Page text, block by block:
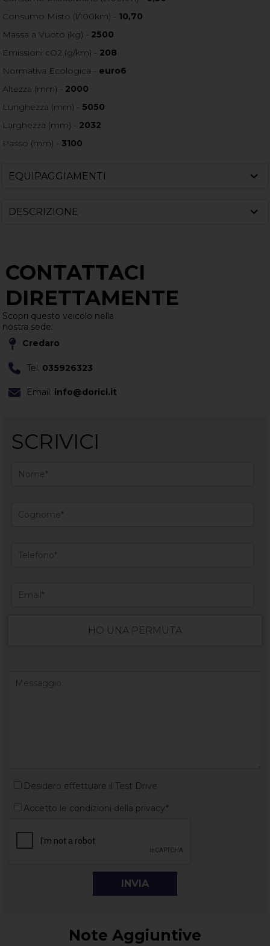
Consumo Misto (l/100km) - 10,70
Massa a Vuoto (kg) - 2500
Emissioni cO2 (g/km) - 208
Normativa Ecologica - euro6
Altezza (mm) - 2000
Lunghezza (mm) - 5050
Larghezza (mm) - 2032
Passo (mm) - 3100
EQUIPAGGIAMENTI
DESCRIZIONE
CONTATTACI
DIRETTAMENTE
Scopri questo veicolo nella
nostra sede:
Credaro
Tel. 035926323
Email: info@dorici.it
SCRIVICI
HO UNA PERMUTA
Desidero effettuare il Test Drive
Accetto le condizioni della privacy*
Note Aggiuntive